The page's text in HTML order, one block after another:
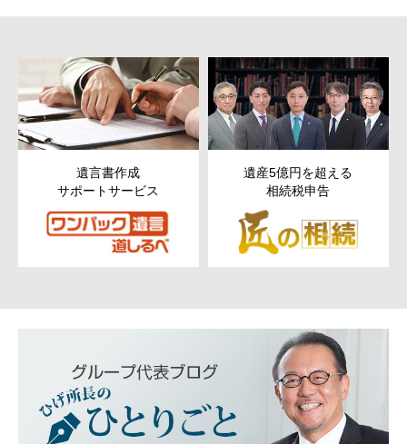
遺産5億円を超える
相続税申告
次世代以降まで残す
ための財産管理